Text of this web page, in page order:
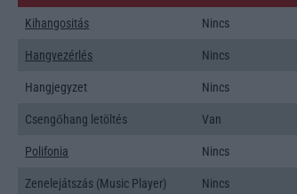
Kihangositás Nincs
Hangvezérlés Nincs
Hangjegyzet Nincs
Csengőhang letöltés Van
Polifonia Nincs
Zenelejátszás (Music Player) Nincs